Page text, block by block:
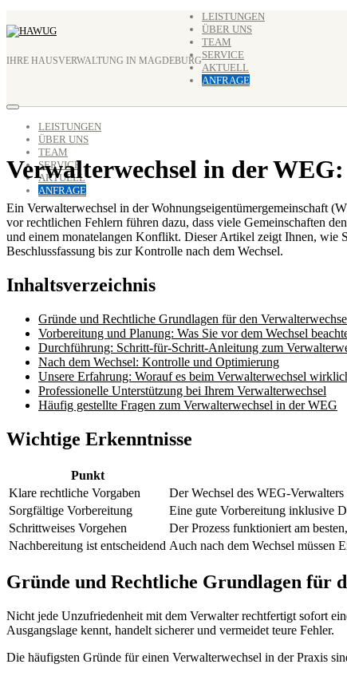
Inhalt
IHRE HAUSVERWALTUNG IN MAGDEBURG
LEISTUNGEN
ÜBER UNS
TEAM
SERVICE
AKTUELL
ANFRAGE
LEISTUNGEN
ÜBER UNS
TEAM
SERVICE
AKTUELL
ANFRAGE
Verwalterwechsel in der
Ein Verwalterwechsel in der Wohnungseigentümergemeinschaft
vor rechtlichen Fehlern führen dazu, dass viele Gemeinschaften
und einem monatelangen Konflikt. Dieser Artikel zeigt Ihnen, wie
Beschlussfassung bis zur Kontrolle nach dem Wechsel.
Inhaltsverzeichnis
Gründe und Rechtliche Grundlagen für den
Vorbereitung und Planung: Was Sie vor dem Wechsel
Durchführung: Schritt-für-Schritt-Anleitung zum
Nach dem Wechsel: Kontrolle und Optimierung
Unsere Erfahrung: Worauf es beim Verwalterwechsel
Professionelle Unterstützung bei Ihrem Verwalterwechsel
Häufig gestellte Fragen zum Verwalterwechsel in der WEG
Wichtige Erkenntnisse
Punkt
Klare rechtliche Vorgaben
Der Wechsel des WEG-
Sorgfältige Vorbereitung
Eine gute Vorbereitung inklusive
Schrittweises Vorgehen
Der Prozess funktioniert am
Nachbereitung ist entscheidend Auch nach dem Wechsel müssen
Gründe und Rechtliche Grundlagen für
Nicht jede Unzufriedenheit mit dem Verwalter rechtfertigt sofort
Ausgangslage kennt, handelt sicherer und vermeidet teure Fehler.
Die häufigsten Gründe für einen Verwalterwechsel in der Praxis